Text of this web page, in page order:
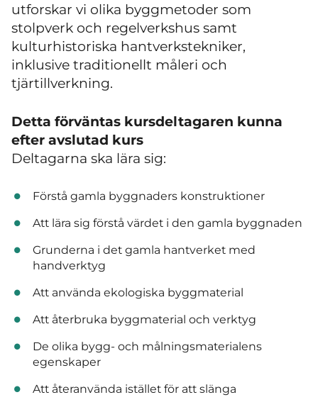
utforskar vi olika byggmetoder som
stolpverk och regelverkshus samt
kulturhistoriska hantverkstekniker,
inklusive traditionellt måleri och
tjärtillverkning.
Detta förväntas kursdeltagaren kunna
efter avslutad kurs
Deltagarna ska lära sig:
Förstå gamla byggnaders konstruktioner
Att lära sig förstå värdet i den gamla byggnaden
Grunderna i det gamla hantverket med
handverktyg
Att använda ekologiska byggmaterial
Att återbruka byggmaterial och verktyg
De olika bygg- och målningsmaterialens
egenskaper
Att återanvända istället för att slänga